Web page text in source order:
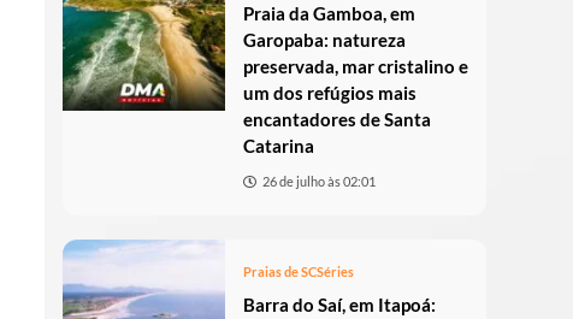
Praia da Gamboa, em
Garopaba: natureza
preservada, mar cristalino e
um dos refúgios mais
encantadores de Santa
Catarina
26 de julho às 02:01
Praias de SCSéries
Barra do Saí, em Itapoá: